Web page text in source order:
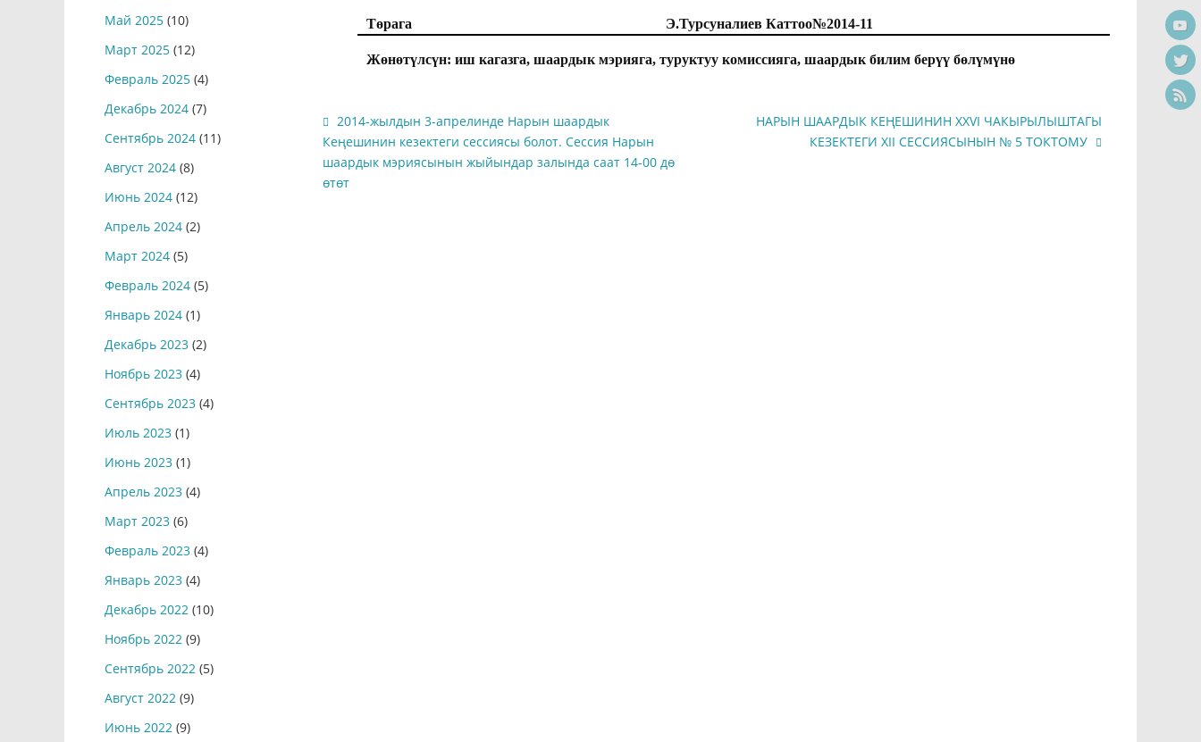
Төрага Э.Турсуналиев Каттоо№2014-11
Жөнөтүлсүн: иш кагазга, шаардык мэрияга, туруктуу комиссияга, шаардык билим берүү бөлүмүнө
2014-жылдын 3-апрелинде Нарын шаардык
Кеңешинин кезектеги сессиясы болот. Сессия Нарын
шаардык мэриясынын жыйындар залында саат 14-00 дө
өтөт
НАРЫН ШААРДЫК КЕҢЕШИНИН XXVI ЧАКЫРЫЛЫШТАГЫ
КЕЗЕКТЕГИ XII СЕССИЯСЫНЫН № 5 ТОКТОМУ
Май 2025 (10)
Март 2025 (12)
Февраль 2025 (4)
Декабрь 2024 (7)
Сентябрь 2024 (11)
Август 2024 (8)
Июнь 2024 (12)
Апрель 2024 (2)
Март 2024 (5)
Февраль 2024 (5)
Январь 2024 (1)
Декабрь 2023 (2)
Ноябрь 2023 (4)
Сентябрь 2023 (4)
Июль 2023 (1)
Июнь 2023 (1)
Апрель 2023 (4)
Март 2023 (6)
Февраль 2023 (4)
Январь 2023 (4)
Декабрь 2022 (10)
Ноябрь 2022 (9)
Сентябрь 2022 (5)
Август 2022 (9)
Июнь 2022 (9)